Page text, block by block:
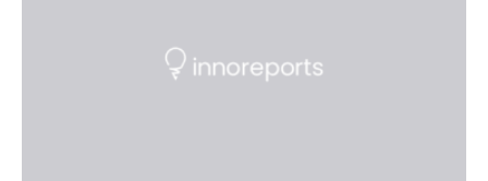
Labor für Mikrobiologie Für das Projekt „Microverse“ hat